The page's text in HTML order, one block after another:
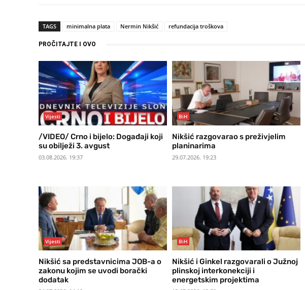
TAGS minimalna plata Nermin Nikšić refundacija troškova
PROČITAJTE I OVO
Vijesti
/VIDEO/ Crno i bijelo: Događaji koji
su obilježi 3. avgust
03.08.2026. 19:37
BiH
Nikšić razgovarao s preživjelim
planinarima
29.07.2026. 19:23
Vijesti
Nikšić sa predstavnicima JOB-a o
zakonu kojim se uvodi borački
dodatak
BiH
Nikšić i Ginkel razgovarali o Južnoj
plinskoj interkonekciji i
energetskim projektima